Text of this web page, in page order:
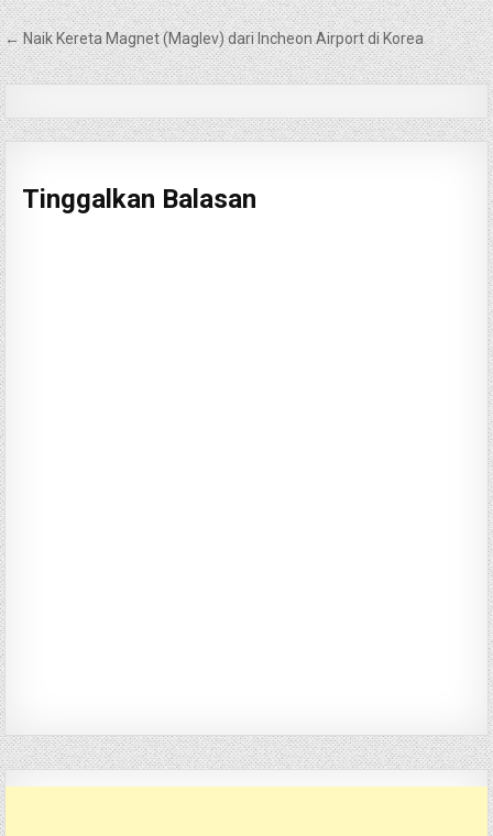
Navigasi
pos
← Naik Kereta Magnet (Maglev) dari Incheon Airport di Korea
Tinggalkan Balasan